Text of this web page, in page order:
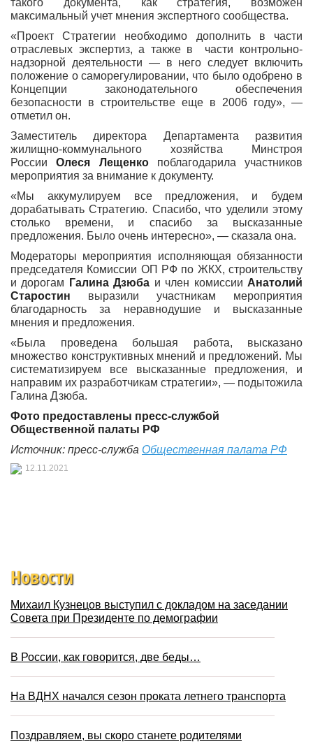
такого документа, как стратегия, возможен
максимальный учет мнения экспертного сообщества.
«Проект Стратегии необходимо дополнить в части
отраслевых экспертиз, а также в части контрольно-
надзорной деятельности — в него следует включить
положение о саморегулировании, что было одобрено в
Концепции законодательного обеспечения
безопасности в строительстве еще в 2006 году», —
отметил он.
Заместитель директора Департамента развития
жилищно-коммунального хозяйства Минстроя
РоссииОлеся Лещенкопоблагодарила участников
мероприятия за внимание к документу.
«Мы аккумулируем все предложения, и будем
дорабатывать Стратегию. Спасибо, что уделили этому
столько времени, и спасибо за высказанные
предложения. Было очень интересно», — сказала она.
Модераторы мероприятия исполняющая обязанности
председателя Комиссии ОП РФ по ЖКХ, строительству
и дорогам
Галина Дзюба и член комиссии Анатолий
Старостин выразили участникам мероприятия
благодарность за неравнодушие и высказанные
мнения и предложения.
«Была проведена большая работа, высказано
множество конструктивных мнений и предложений. Мы
систематизируем все высказанные предложения, и
направим их разработчикам стратегии», — подытожила
Галина Дзюба.
Фото предоставлены пресс-службой
Общественной палаты РФ
Источник: пресс-служба Общественная палата РФ
12.11.2021
Новости
Михаил Кузнецов выступил с докладом на заседании
Совета при Президенте по демографии
В России, как говорится, две беды…
На ВДНХ начался сезон проката летнего транспорта
Поздравляем, вы скоро станете родителями